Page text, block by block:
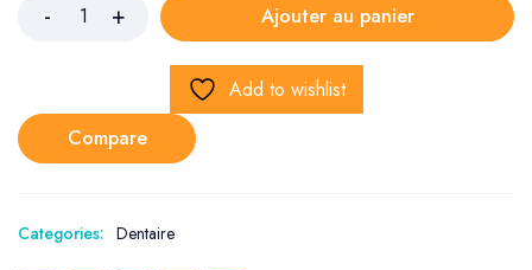
Ajouter au panier
Add to wishlist
Compare
Categories: Dentaire